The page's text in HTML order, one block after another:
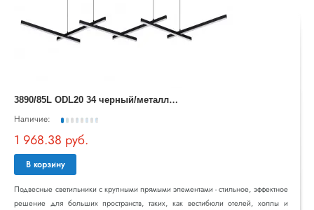
3
890/85L ODL20 34 черный/металл Подвесной светильник LED 4000K 85W 220V RUDY
Наличие:
1 968.38 руб.
В корзину
Подвесные светильники с крупными прямыми элементами - стильное, эффектное
решение для больших пространств, таких, как вестибюли отелей, холлы и